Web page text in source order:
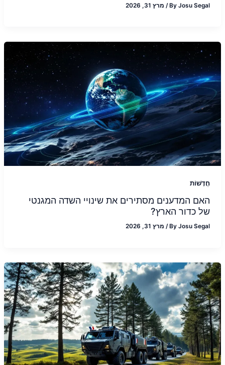
ByJosu Segal
/ מרץ 31, 2026
חֲדָשׁוֹת
האם המדענים מסתירים את שינויי השדה המגנטי
של כדור הארץ?
ByJosu Segal
/ מרץ 31, 2026